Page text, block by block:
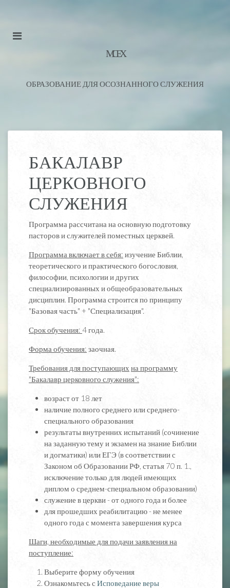
М С Е Х
ОБРАЗОВАНИЕ ДЛЯ ОСОЗНАННОГО СЛУЖЕНИЯ
БАКАЛАВР
ЦЕРКОВНОГО
СЛУЖЕНИЯ
Программа рассчитана на основную подготовку
пасторов и служителей поместных церквей.
Программа включает в себя: изучение Библии,
теоретического и практического богословия,
философии, психологии и других
специализированных и общеобразовательных
дисциплин. Программа строится по принципу
"Базовая часть" + "Специализация".
Срок обучения: 4 года.
Форма обучения: заочная.
Требования для поступающих на программу
"Бакалавр церковного служения":
возраст от 18 лет
наличие полного среднего или среднего-
специального образования
результаты внутренних испытаний (сочинение
на заданную тему и экзамен на знание Библии
и догматики) или ЕГЭ (в соответствии с
Законом об Образовании РФ, статья 70 п. 1.,
исключение только для людей имеющих
диплом о среднем-специальном образовании)
служение в церкви - от одного года и более
для прошедших реабилитацию - не менее
одного года с момента завершения курса
Шаги, необходимые для подачи заявления на
поступление:
Выберите форму обучения
Ознакомьтесь с Исповедание веры